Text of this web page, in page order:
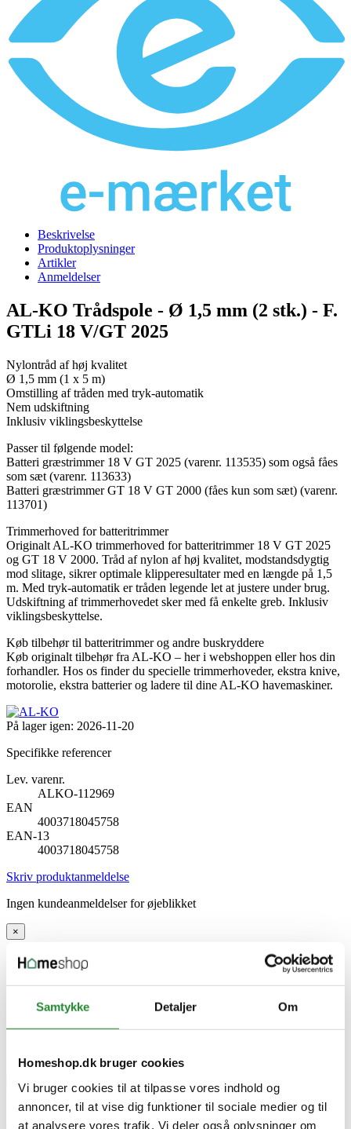
Samtykke Detaljer Om
Homeshop.dk bruger cookies
Vi bruger cookies til at tilpasse vores indhold og
annoncer, til at vise dig funktioner til sociale medier og til
at analysere vores trafik. Vi deler også oplysninger om
Beskrivelse
Produktoplysninger
Artikler
Anmeldelser
AL-KO Trådspole - Ø 1,5 mm (2 stk.) - F.
GTLi 18 V/GT 2025
Nylontråd af høj kvalitet
Ø 1,5 mm (1 x 5 m)
Omstilling af tråden med tryk-automatik
Nem udskiftning
Inklusiv viklingsbeskyttelse
Passer til følgende model:
Batteri græstrimmer 18 V GT 2025 (varenr. 113535) som også fåes
som sæt (varenr. 113633)
Batteri græstrimmer GT 18 V GT 2000 (fåes kun som sæt) (varenr.
113701)
Trimmerhoved for batteritrimmer
Originalt AL-KO trimmerhoved for batteritrimmer 18 V GT 2025
og GT 18 V 2000. Tråd af nylon af høj kvalitet, modstandsdygtig
mod slitage, sikrer optimale klipperesultater med en længde på 1,5
m. Med tryk-automatik er tråden legende let at justere under brug.
Udskiftning af trimmerhovedet sker med få enkelte greb. Inklusiv
viklingsbeskyttelse.
Køb tilbehør til batteritrimmer og andre buskryddere
Køb originalt tilbehør fra AL-KO – her i webshoppen eller hos din
forhandler. Hos os finder du specielle trimmerhoveder, ekstra knive,
motorolie, ekstra batterier og ladere til dine AL-KO havemaskiner.
På lager igen: 2026-11-20
Specifikke referencer
Lev. varenr.
ALKO-112969
EAN
4003718045758
EAN-13
4003718045758
Skriv produktanmeldelse
Ingen kundeanmeldelser for øjeblikket
×
AL-KO Trådspole - Ø 1,5 mm (2 stk.) - F. GTLi 18
V/GT 2025
AL-KO Trådspole - Ø 1,5 mm